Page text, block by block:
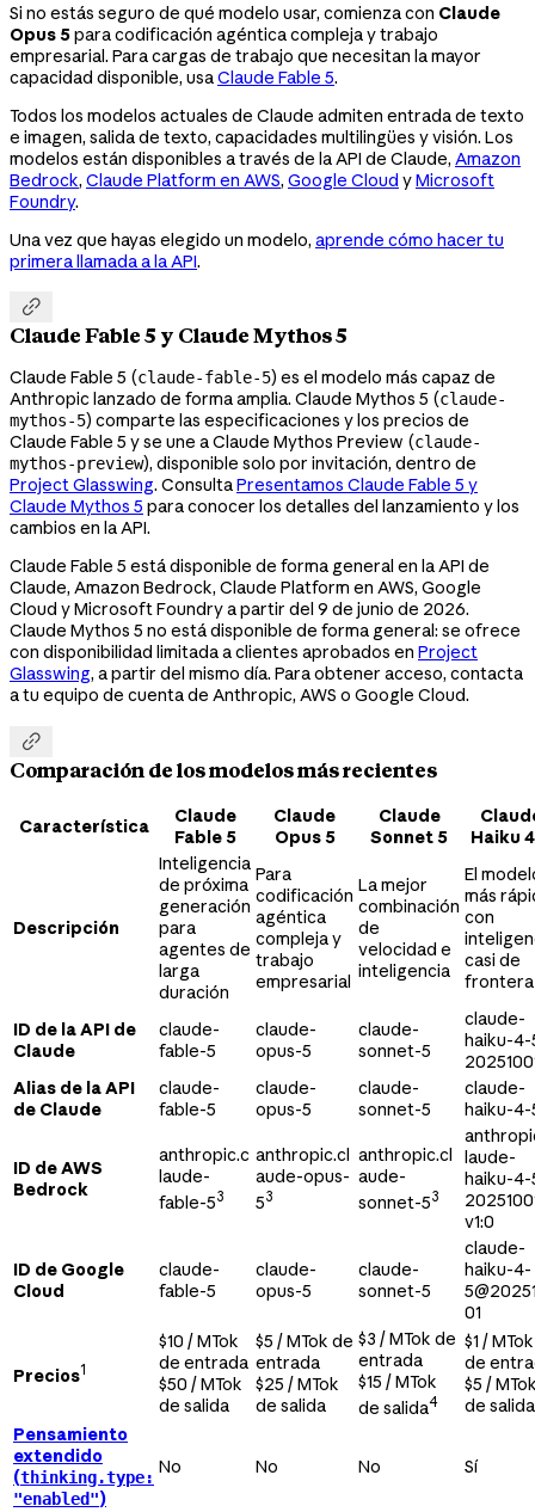
Si no estás seguro de qué modelo usar, comienza con Claude
Opus 5para codificación agéntica compleja y trabajo
empresarial. Para cargas de trabajo que necesitan la mayor
capacidad disponible, usaClaude Fable 5.
Todos los modelos actuales de Claude admiten entrada de texto
e imagen, salida de texto, capacidades multilingües y visión. Los
modelos están disponibles a través de la API de Claude, Amazon
Bedrock, Claude Platform en AWS, Google Cloud yMicrosoft
Foundry.
Una vez que hayas elegido un modelo, aprende cómo hacer tu
primera llamada a la API.

Claude Fable 5 y Claude Mythos 5
Claude Fable 5 (claude-fable-5) es el modelo más capaz de
Anthropic lanzado de forma amplia. Claude Mythos 5 (claude-
mythos-5) comparte las especificaciones y los precios de
Claude Fable 5 y se une a Claude Mythos Preview (claude-
mythos-preview), disponible solo por invitación, dentro de
Project Glasswing. ConsultaPresentamos Claude Fable 5 y
Claude Mythos 5 para conocer los detalles del lanzamiento y los
cambios en la API.
Claude Fable 5 está disponible de forma general en la API de
Claude, Amazon Bedrock, Claude Platform en AWS, Google
Cloud y Microsoft Foundry a partir del 9 de junio de 2026.
Claude Mythos 5 no está disponible de forma general: se ofrece
con disponibilidad limitada a clientes aprobados en Project
Glasswing, a partir del mismo día. Para obtener acceso, contacta
a tu equipo de cuenta de Anthropic, AWS o Google Cloud.

Comparación de los modelos más recientes
Característica
Claude
Fable 5
Claude
Opus 5
Claude
Sonnet 5
Haiku
Descripción
Inteligencia
de próxima
generación
para
agentes de
larga
duración
Para
codificación
agéntica
compleja y
trabajo
empresarial
La mejor
combinación
de
velocidad e
inteligencia
El
más
con
casi de
frontera
ID de la API de
Claude
claude-
fable-5
claude-
opus-5
claude-
sonnet-5
claude-
haiku-
Alias de la API
de Claude
claude-
fable-5
claude-
opus-5
claude-
sonnet-5
claude-
haiku-4-
ID de AWS
Bedrock
anthropic.c
laude-
fable-53
anthropic.cl
aude-opus-
53
anthropic.cl
aude-
sonnet-53
laude-
haiku-
v1:0
ID de Google
Cloud
claude-
fable-5
claude-
opus-5
claude-
sonnet-5
claude-
haiku-4-
01
Precios1
$10 / MTok
de entrada
$50 / MTok
de salida
$5 / MTok de
entrada
$25 / MTok
de salida
$3 / MTok de
entrada
$15 / MTok
de salida4
$1 / MTok
de
$5 /
de salida
Pensamiento
extendido
(thinking.type:
"enabled")
No No No Sí